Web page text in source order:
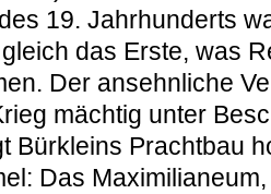
19. Jahrhunderts
das Erste, was
Der ansehnliche
mächtig unter
Bürkleins Prachtbau
Das